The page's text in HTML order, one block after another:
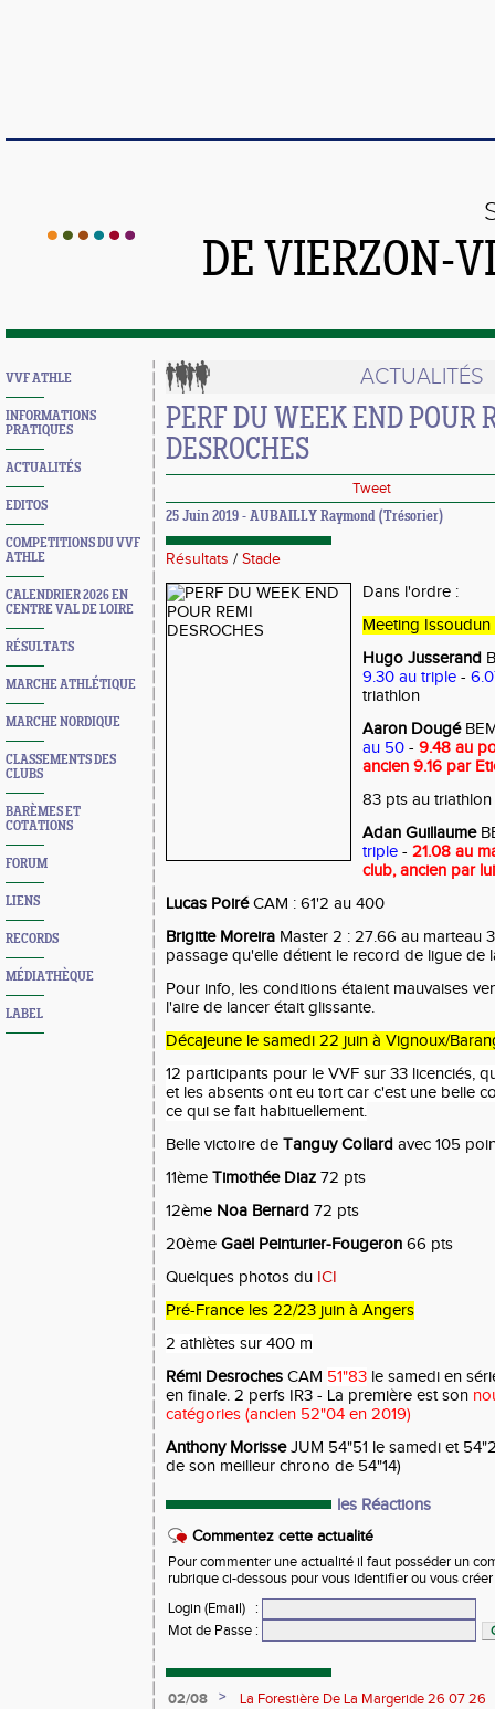
DE VIERZON-
VVF ATHLE
INFORMATIONS
PRATIQUES
ACTUALITÉS
EDITOS
COMPETITIONS DU VVF
ATHLE
CALENDRIER 2026 EN
CENTRE VAL DE LOIRE
RÉSULTATS
MARCHE ATHLÉTIQUE
MARCHE NORDIQUE
CLASSEMENTS DES
CLUBS
BARÈMES ET
COTATIONS
FORUM
LIENS
RECORDS
MÉDIATHÈQUE
LABEL
ACTUALITÉS
PERF DU WEEK END POUR
DESROCHES
Tweet
25 Juin 2019 - AUBAILLY Raymond (Trésorier)
Résultats / Stade
Dans l'ordre :
Meeting Issoudun
Hugo Jusserand
9.30 au triple -
triathlon
Aaron Dougé
au 50 - 9.48 au
ancien 9.16 par
83 pts au triathlon
Adan Guillaume
triple - 21.08 au
club, ancien par
Lucas PoiréCAM : 61'2 au 400
Brigitte Moreira Master 2 : 27.66 au marteau
passage qu'elle détient le record de ligue de
Pour info, les conditions étaient mauvaises
l'aire de lancer était glissante.
Décajeune le samedi 22 juin à Vignoux/
12 participants pour le VVF sur 33 licenciés,
et les absents ont eu tort car c'est une belle
ce qui se fait habituellement.
Belle victoire de Tanguy Collard avec 105
11ème Timothée Diaz 72 pts
12ème Noa Bernard 72 pts
20ème Gaël Peinturier-Fougeron 66 pts
Quelques photos du ICI
Pré-France les 22/23 juin à Angers
2 athlètes sur 400 m
Rémi Desroches CAM 51"83 le samedi en
en finale. 2 perfs IR3 - La première est son
catégories (ancien 52"04 en 2019)
Anthony MorisseJUM 54"51 le samedi et
de son meilleur chrono de 54"14)
les Réactions
Commentez cette actualité
Pour commenter une actualité il faut posséder un
rubrique ci-dessous pour vous identifier ou vous
Login (Email)
:
Mot de Passe :
02/08 >
La Forestière De La Margeride 26 07 26